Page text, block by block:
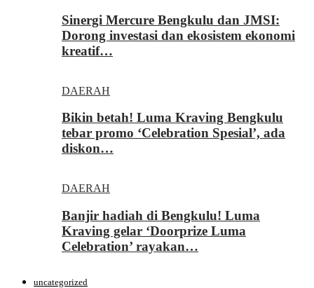
Sinergi Mercure Bengkulu dan JMSI:
Dorong investasi dan ekosistem ekonomi
kreatif…
DAERAH
Bikin betah! Luma Kraving Bengkulu
tebar promo ‘Celebration Spesial’, ada
diskon…
DAERAH
Banjir hadiah di Bengkulu! Luma
Kraving gelar ‘Doorprize Luma
Celebration’ rayakan…
uncategorized